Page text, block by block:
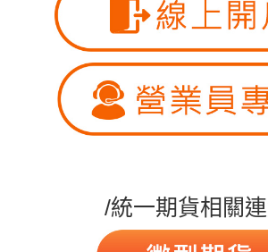
/統一期貨相關